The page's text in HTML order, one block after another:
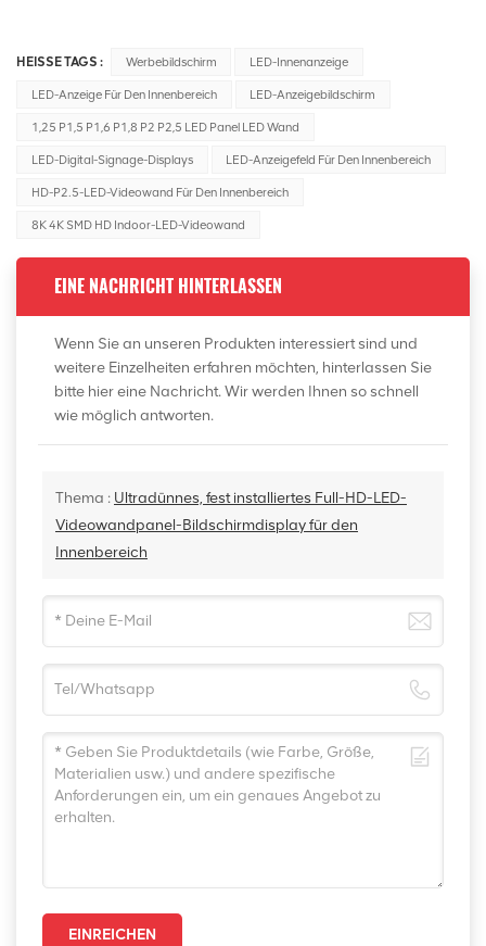
HEISSE TAGS : Werbebildschirm LED-Innenanzeige
LED-Anzeige Für Den Innenbereich LED-Anzeigebildschirm
1,25 P1,5 P1,6 P1,8 P2 P2,5 LED Panel LED Wand
LED-Digital-Signage-Displays LED-Anzeigefeld Für Den Innenbereich
HD-P2.5-LED-Videowand Für Den Innenbereich
8K 4K SMD HD Indoor-LED-Videowand
EINE NACHRICHT HINTERLASSEN
Wenn Sie an unseren Produkten interessiert sind und
weitere Einzelheiten erfahren möchten, hinterlassen Sie
bitte hier eine Nachricht. Wir werden Ihnen so schnell
wie möglich antworten.
Thema : Ultradünnes, fest installiertes Full-HD-LED-
Videowandpanel-Bildschirmdisplay für den
Innenbereich
EINREICHEN